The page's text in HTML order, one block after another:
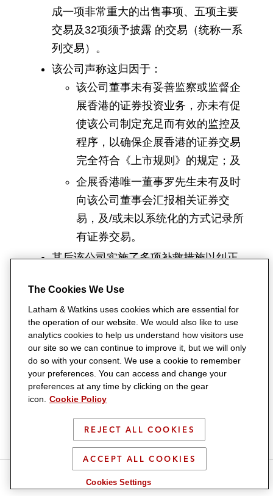
S
h
S
h
S
h
S
h
S
h
成㇐项非常重大的出售事项、五项主要
交易及32项须予披露 的交易（统称一系
列交易）。
该公司声称这归因于：
该公司董事未有妥善监察或监督企
展香港的证券投资业务，亦未有促
使该公司制定充足而有效的监控及
程序，以确保企展香港的证券交易
完全符合《上市规则》的规定；及
企展香港唯一董事罗先生未有及时
向该公司董事会汇报相关证券交
易，及/或未以系统化的方式记录所
有证券交易。
其后该公司实施了多项补救措施以纠正
规事件再次发生。
违规事项
该公司
该公司未有遵守适用于㇐系列交易的公
告、通函及/或股东批准规定，违反《上
市规则》第14.34、14.38A、14.40、
14.48及14.49条
于先生、李女士、刘先生、蔡先生、陈
The Cookies We Use
Latham & Watkins uses cookies which are essential for
the operation of our website. We would also like to use
analytics cookies to help us understand how visitors use
our site so we can continue to improve it, but we will only
do so with your consent. We use a cookie to remember
your preferences. You can access and change your
preferences at any time by clicking on the gear
icon.
Cookie Policy
REJECT ALL COOKIES
ACCEPT ALL COOKIES
Cookies Settings